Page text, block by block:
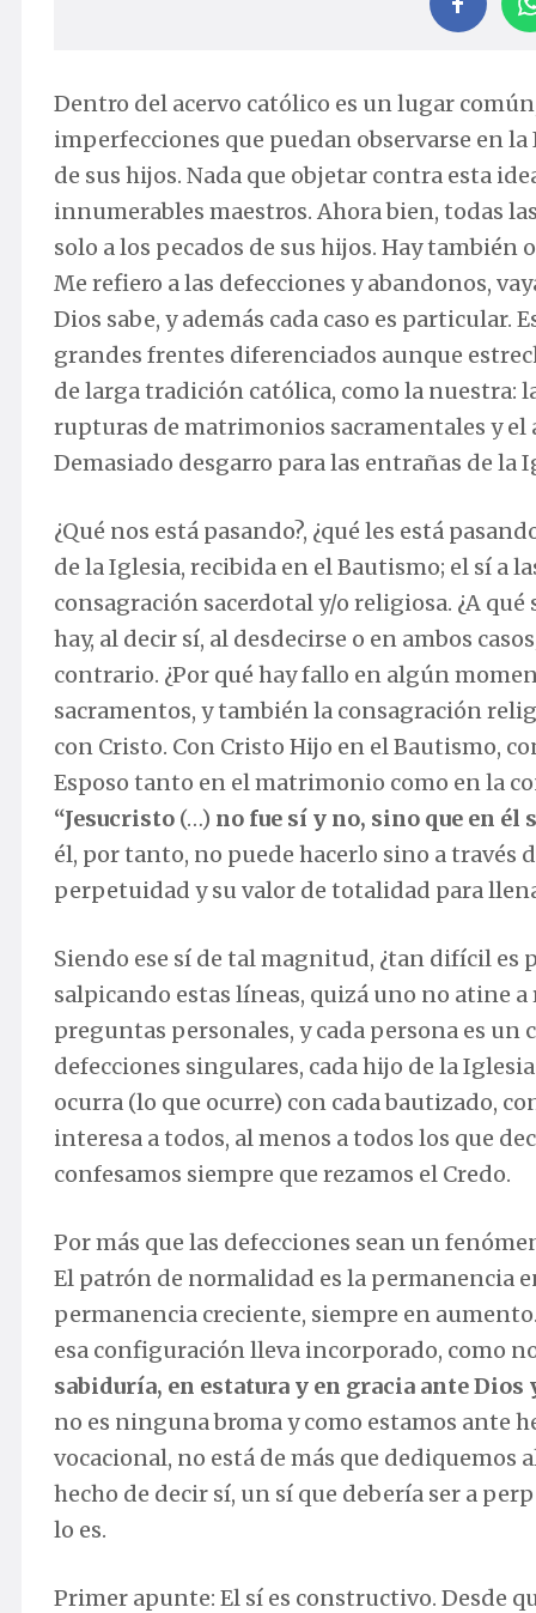
Dentro del acervo católico es un lugar
imperfecciones que puedan observarse en
de sus hijos. Nada que objetar contra esta
innumerables maestros. Ahora bien, todas
solo a los pecados de sus hijos. Hay
Me refiero a las defecciones y abandonos,
Dios sabe, y además cada caso es
grandes frentes diferenciados aunque
de larga tradición católica, como la nuestra:
rupturas de matrimonios sacramentales y el
Demasiado desgarro para las entrañas de
¿Qué nos está pasando?, ¿qué les está
de la Iglesia, recibida en el Bautismo; el sí a
consagración sacerdotal y/o religiosa. ¿A
hay, al decir sí, al desdecirse o en ambos
contrario. ¿Por qué hay fallo en algún
sacramentos, y también la consagración
con Cristo. Con Cristo Hijo en el Bautismo,
Esposo tanto en el matrimonio como en la
“Jesucristo (…) no fue sí y no, sino que en él
él, por tanto, no puede hacerlo sino a través
perpetuidad y su valor de totalidad para
Siendo ese sí de tal magnitud, ¿tan difícil es
salpicando estas líneas, quizá uno no atine
preguntas personales, y cada persona es
defecciones singulares, cada hijo de la
ocurra (lo que ocurre) con cada bautizado,
interesa a todos, al menos a todos los que
confesamos siempre que rezamos el Credo.
Por más que las defecciones sean un
El patrón de normalidad es la permanencia
permanencia creciente, siempre en
esa configuración lleva incorporado, como
sabiduría, en estatura y en gracia ante Dios
no es ninguna broma y como estamos ante
vocacional, no está de más que dediquemos
hecho de decir sí, un sí que debería ser a
lo es.
Primer apunte: El sí es constructivo. Desde